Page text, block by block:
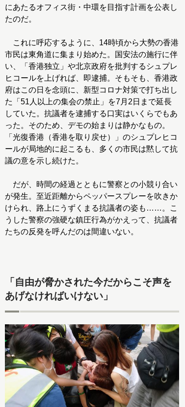
にあたるオフィス街・中環を目指す計画を公表し
たのだ。
これに呼応するように、14時頃から大勢の香港
市民は東角道に集まり始めた。国安法の施行に伴
い、「香港独立」や北京政府を批判するシュプレ
ヒコールを上げれば、即逮捕。そもそも、香港政
府はこの日を念頭に、新型コロナ対策で打ち出し
た「51人以上の集会の禁止」を7月2日まで延長
していた。抗議者を逮捕する口実はいくらでもあ
った。そのため、デモの始まりは静かなもの。
「光復香港（香港を取り戻せ）」のシュプレヒコ
ールが局地的に起こるも、多くの市民は黙して抗
議の意を示し続けた。
だが、時間の経過とともに警察との小競り合い
が発生。至近距離からペッパースプレーを吹きか
けられ、路上にうずくまる抗議者の姿も……。こ
うした警察の強硬な鎮圧行為がかえって、抗議者
たちの反発を呼んだのは間違いない。
「自由が脅かされた今だからこそ声を
あげなければいけない」